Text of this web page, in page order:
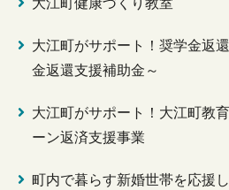
大江町がサポート！奨学金返
金返還支援補助金～
大江町がサポート！大江町教
ーン返済支援事業
町内で暮らす新婚世帯を応援